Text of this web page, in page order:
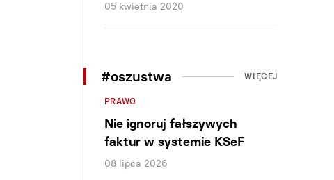
05 kwietnia 2020
#oszustwa WIĘCEJ
PRAWO
Nie ignoruj fałszywych
faktur w systemie KSeF
08 lipca 2026